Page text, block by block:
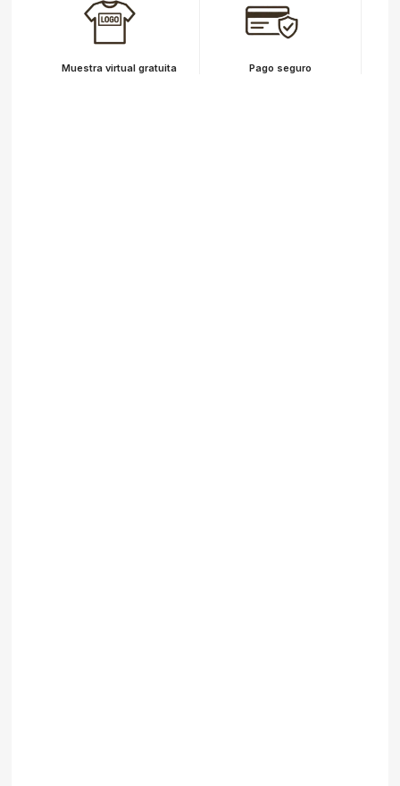
Muestra virtual gratuita Pago seguro